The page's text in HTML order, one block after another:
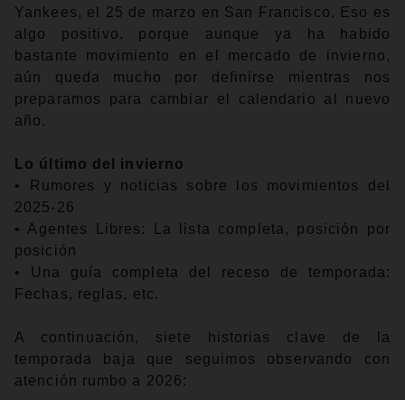
Yankees, el 25 de marzo en San Francisco. Eso es
algo positivo, porque aunque ya ha habido
bastante movimiento en el mercado de invierno,
aún queda mucho por definirse mientras nos
preparamos para cambiar el calendario al nuevo
año.
Lo último del invierno
• Rumores y noticias sobre los movimientos del
2025-26
• Agentes Libres: La lista completa, posición por
posición
• Una guía completa del receso de temporada:
Fechas, reglas, etc.
A continuación, siete historias clave de la
temporada baja que seguimos observando con
atención rumbo a 2026: